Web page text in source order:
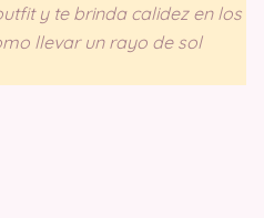
y te brinda calidez en los
llevar un rayo de sol